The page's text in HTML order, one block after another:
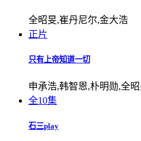
全昭旻,崔丹尼尔,金大浩
正片
只有上帝知道一切
申承浩,韩智恩,朴明勋,全
全10集
石三play